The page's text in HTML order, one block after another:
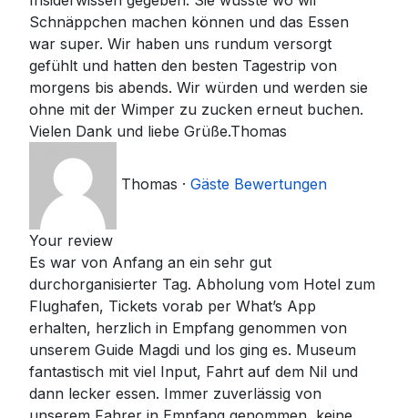
Schnäppchen machen können und das Essen
war super. Wir haben uns rundum versorgt
gefühlt und hatten den besten Tagestrip von
morgens bis abends. Wir würden und werden sie
ohne mit der Wimper zu zucken erneut buchen.
Vielen Dank und liebe Grüße.Thomas
Thomas · Gäste Bewertungen
Your review
Es war von Anfang an ein sehr gut
durchorganisierter Tag. Abholung vom Hotel zum
Flughafen, Tickets vorab per What’s App
erhalten, herzlich in Empfang genommen von
unserem Guide Magdi und los ging es. Museum
fantastisch mit viel Input, Fahrt auf dem Nil und
dann lecker essen. Immer zuverlässig von